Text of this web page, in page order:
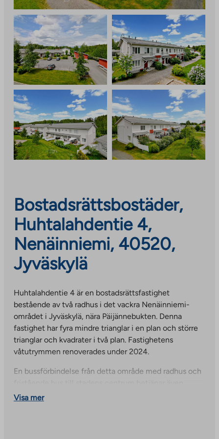
Bostadsrättsbostäder,
Huhtalahdentie 4,
Nenäinniemi, 40520,
Jyväskylä
Huhtalahdentie 4 är en bostadsrättsfastighet
bestående av två radhus i det vackra Nenäinniemi-
området i Jyväskylä, nära Päijännebukten. Denna
fastighet har fyra mindre trianglar i en plan och större
trianglar och kvadrater i två plan. Fastighetens
våtutrymmen renoverades under 2024.
En bussförbindelse från detta område med radhus och
boende utan bil. Närmaste förskola och dagisskola för
Visa mer